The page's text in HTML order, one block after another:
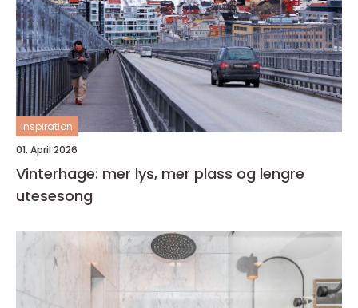
inspiration
01. April 2026
Vinterhage: mer lys, mer plass og lengre
utesesong